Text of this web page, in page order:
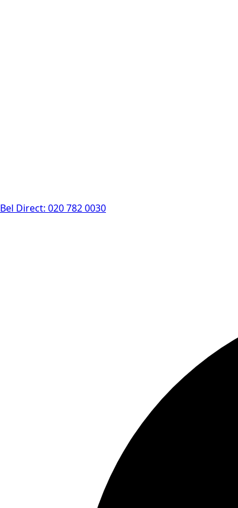
Bel Direct: 020 782 0030